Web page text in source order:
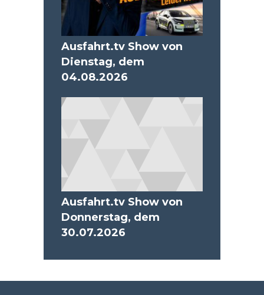
Ausfahrt.tv Show von
Dienstag, dem
04.08.2026
Ausfahrt.tv Show von
Donnerstag, dem
30.07.2026